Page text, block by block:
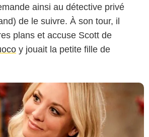
ainsi au détective privé
de le suivre. À son tour, il
plans et accuse Scott de
y jouait la petite fille de